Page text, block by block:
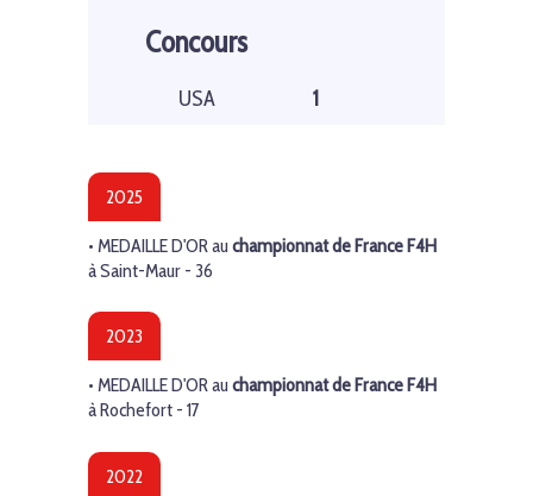
Concours
USA 1
2025
• MEDAILLE D'OR au championnat de France F4H
à Saint-Maur - 36
2023
• MEDAILLE D'OR au championnat de France F4H
à Rochefort - 17
2022